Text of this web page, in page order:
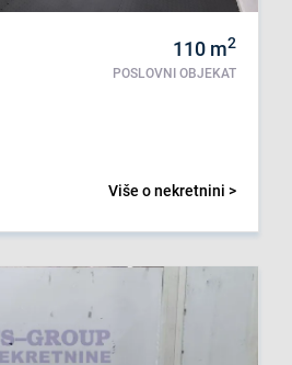
110 m2
POSLOVNI OBJEKAT
Više o nekretnini >